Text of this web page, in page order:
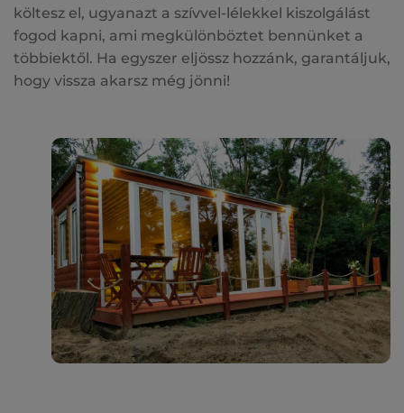
költesz el, ugyanazt a szívvel-lélekkel kiszolgálást
fogod kapni, ami megkülönböztet bennünket a
többiektől. Ha egyszer eljössz hozzánk, garantáljuk,
hogy vissza akarsz még jönni!